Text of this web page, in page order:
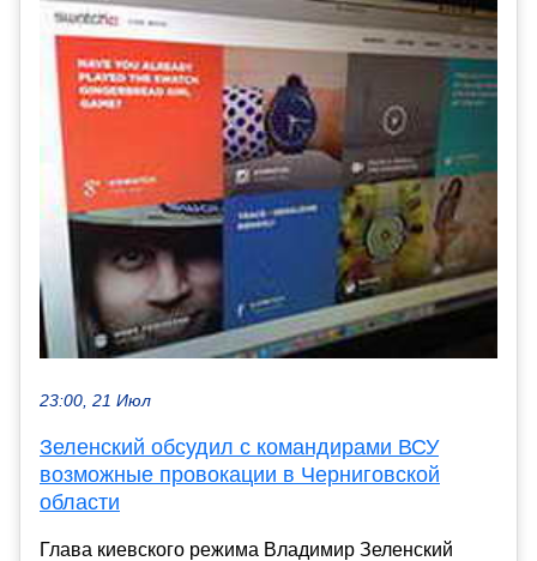
23:00, 21 Июл
Зеленский обсудил с командирами ВСУ
возможные провокации в Черниговской
области
Глава киевского режима Владимир Зеленский